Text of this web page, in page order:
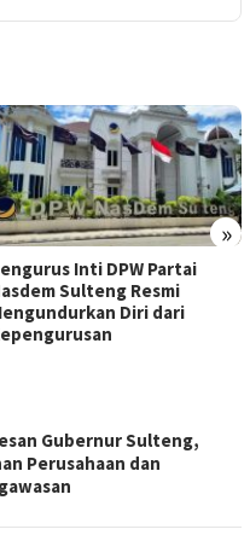
»
Inti DPW Partai
Sulteng Resmi
Diri dari
Gubernur Sulteng,
Perusahaan dan